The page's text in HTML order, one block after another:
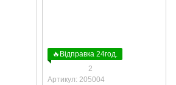
🔥Відправка 24год.
2
Артикул: 205004